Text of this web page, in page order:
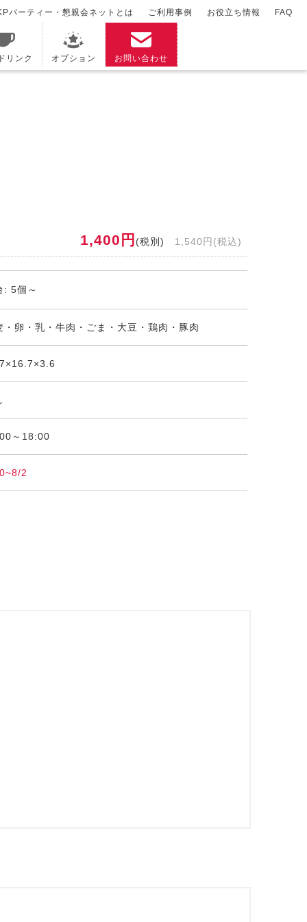
リンク オプション お問い合わせ
パーティー・懇親会ネットとは ご利用事例 お役立ち情報 FAQ
1,400円 (税別) 1,540円(税込)
: 5個～
・卵・乳・牛肉・ごま・大豆・鶏肉・豚肉
～18:00
2